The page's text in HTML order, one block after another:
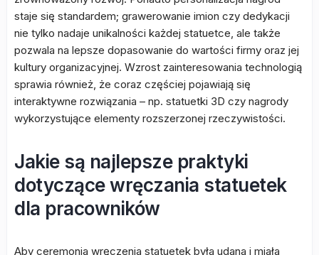
staje się standardem; grawerowanie imion czy dedykacji
nie tylko nadaje unikalności każdej statuetce, ale także
pozwala na lepsze dopasowanie do wartości firmy oraz jej
kultury organizacyjnej. Wzrost zainteresowania technologią
sprawia również, że coraz częściej pojawiają się
interaktywne rozwiązania – np. statuetki 3D czy nagrody
wykorzystujące elementy rozszerzonej rzeczywistości.
Jakie są najlepsze praktyki
dotyczące wręczania statuetek
dla pracowników
Aby ceremonia wręczenia statuetek była udana i miała